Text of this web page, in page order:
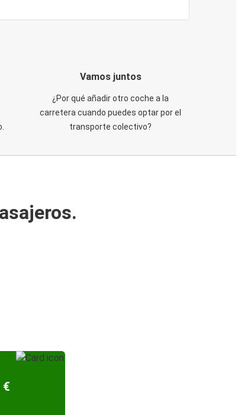
Vamos juntos
¿Por qué añadir otro coche a la
carretera cuando puedes optar por el
transporte colectivo?
€